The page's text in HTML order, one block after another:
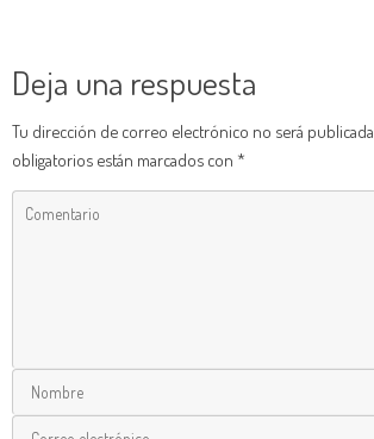
Deja una respuesta
Tu dirección de correo electrónico no será publicada.
obligatorios están marcados con *